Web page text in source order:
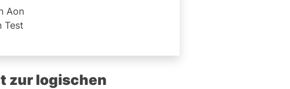
Aon
Test
zur logischen